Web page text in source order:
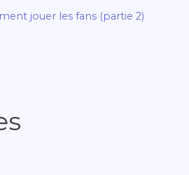
jouer les fans (partie 2)